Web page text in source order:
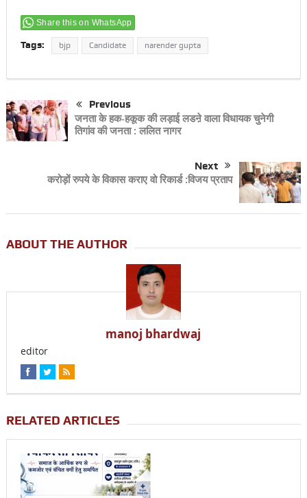
Share this on WhatsApp
Tags: bjp Candidate narender gupta
Previous
जनता के हक-हकूक की लड़ाई लडऩे वाला विधायक चुनेगी
तिगांव की जनता : ललित नागर
Next
करोड़ों रुपये के विकास कराए वो रिकार्ड :विजय प्रताप
ABOUT THE AUTHOR
manoj bhardwaj
editor
RELATED ARTICLES